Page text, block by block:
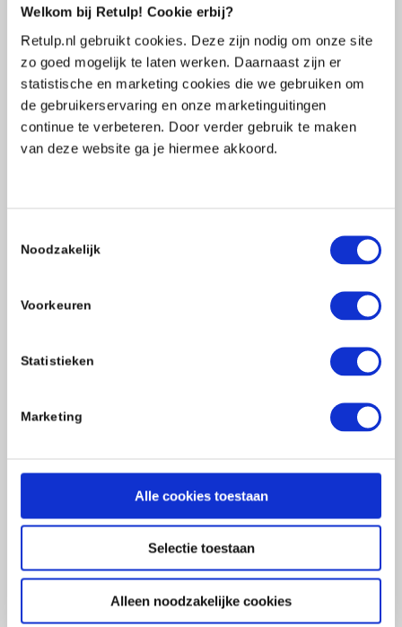
Welkom bij Retulp! Cookie erbij?
Retulp.nl gebruikt cookies. Deze zijn nodig om onze site
zo goed mogelijk te laten werken. Daarnaast zijn er
statistische en marketing cookies die we gebruiken om
de gebruikerservaring en onze marketinguitingen
continue te verbeteren. Door verder gebruik te maken
van deze website ga je hiermee akkoord.
Noodzakelijk
Voorkeuren
Statistieken
Marketing
Alle cookies toestaan
Selectie toestaan
Alleen noodzakelijke cookies
Zakelijk bestellen
Contactpagina
Veelgestelde vragen
Consumenten
Consumenten webshop
Eenvoudig zakelijk bestellen
Duurzame materialen
Specialist in bedrukken
Beste kantoorbeker
100% Klanttevredenheid